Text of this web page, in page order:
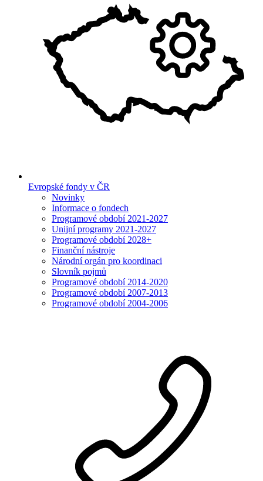
Evropské fondy v ČR
Novinky
Informace o fondech
Programové období 2021-2027
Unijní programy 2021-2027
Programové období 2028+
Finanční nástroje
Národní orgán pro koordinaci
Slovník pojmů
Programové období 2014-2020
Programové období 2007-2013
Programové období 2004-2006